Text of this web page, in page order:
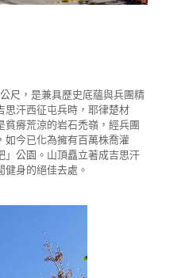
尺，是兼具歷史底蘊與兵團精
思汗西征屯兵時，耶律楚材
貧瘠荒涼的岩石禿嶺，經兵團
如今已化為擁有百萬株喬灌
」公園。山頂矗立著成吉思汗
身的絕佳去處。